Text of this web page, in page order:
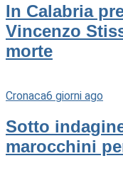
In Calabria
Vincenzo
morte
Cronaca6 giorni ago
Sotto
marocchini